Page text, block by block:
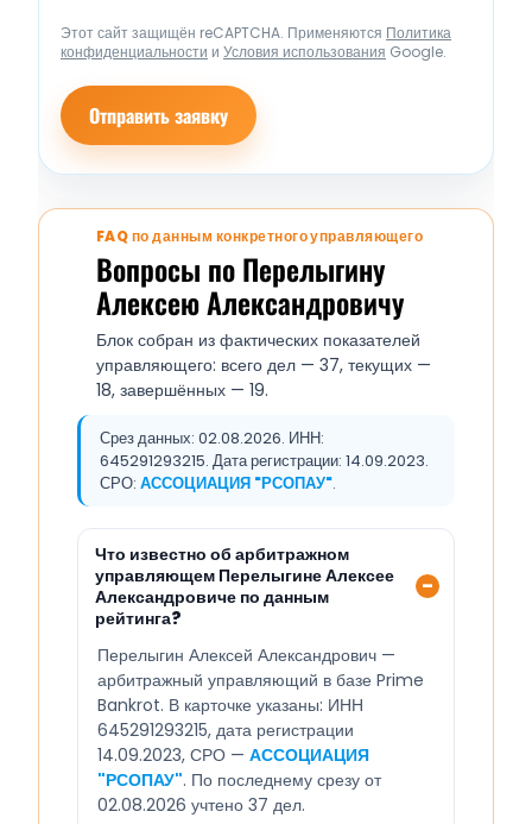
Этот сайт защищён reCAPTCHA. Применяются Политика
конфиденциальности и Условия использования Google.
Отправить заявку
FAQ по данным конкретного управляющего
Вопросы по Перелыгину
Алексею Александровичу
Блок собран из фактических показателей
управляющего: всего дел — 37, текущих —
18, завершённых — 19.
Срез данных: 02.08.2026. ИНН:
645291293215. Дата регистрации: 14.09.2023.
СРО: АССОЦИАЦИЯ "РСОПАУ".
Что известно об арбитражном
управляющем Перелыгине Алексее
Александровиче по данным
рейтинга?
Перелыгин Алексей Александрович —
арбитражный управляющий в базе Prime
Bankrot. В карточке указаны: ИНН
645291293215, дата регистрации
14.09.2023, СРО — АССОЦИАЦИЯ
"РСОПАУ". По последнему срезу от
02.08.2026 учтено 37 дел.